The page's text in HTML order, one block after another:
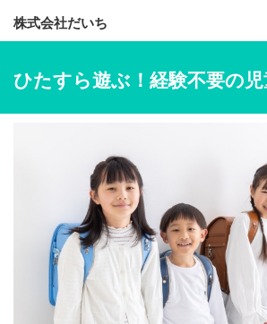
株式会社だいち
ひたすら遊ぶ！経験不要の児